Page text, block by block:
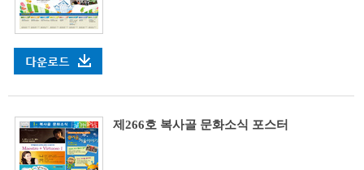
제266호 복사골 문화소식 포스터